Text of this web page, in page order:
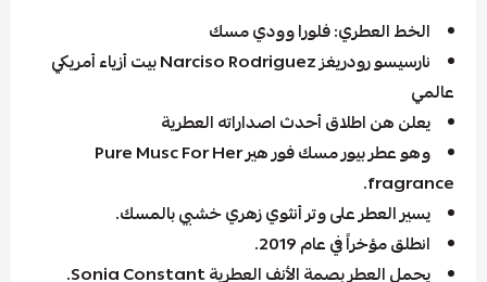
الخط العطري: فلورا وودي مسك
نارسيسو رودريغز Narciso Rodriguez بيت أزياء أمريكي
عالمي
يعلن هن اطلاق أحدث اصداراته العطرية
وهو عطر بيور مسك فور هير Pure Musc For Her
fragrance.
يسير العطر على وتر أنثوي زهري خشبي بالمسك.
انطلق مؤخراً في عام 2019.
يحمل العطر بصمة الأنف العطرية Sonia Constant.